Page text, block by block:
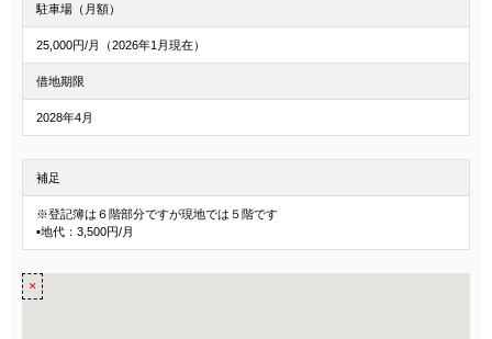
駐車場（月額）
25,000円/月（2026年1月現在）
借地期限
2028年4月
補足
※登記簿は６階部分ですが現地では５階です
▪地代：3,500円/月